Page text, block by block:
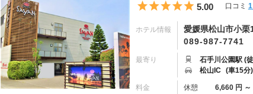
5つ星のうち5
5.00 口コミ
ホテル情報
愛媛県松山市小栗
089-987-7741
最寄り
石手川公園駅 (
松山IC (車15分)
料金 休憩 6,660 円 ～